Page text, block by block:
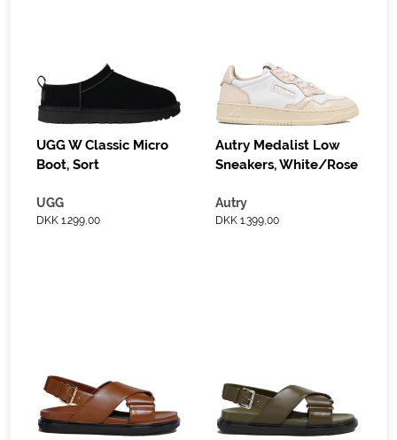
UGG W Classic Micro
Boot, Sort
UGG
DKK 1.299,00
Autry Medalist Low
Sneakers, White/Rose
Autry
DKK 1.399,00